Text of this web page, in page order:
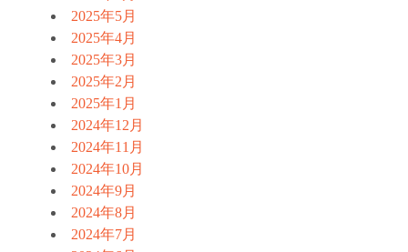
2025年5月
2025年4月
2025年3月
2025年2月
2025年1月
2024年12月
2024年11月
2024年10月
2024年9月
2024年8月
2024年7月